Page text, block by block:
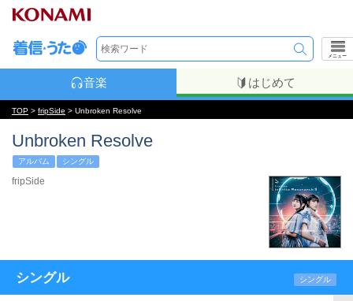
メニュー
音楽 はじめて
TOP > fripSide > Unbroken Resolve
Unbroken Resolve
アルバム シングル
fripSide
シングル シングル